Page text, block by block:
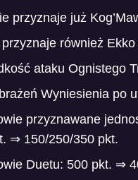
przyznaje już
przyznaje również
ataku Ognistego
Wyniesienia po
przyznawane
⇒ 150/250/350 pkt.
Duetu: 500 pkt. ⇒